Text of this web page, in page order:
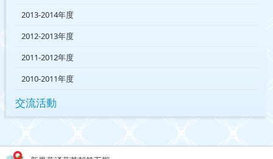
2013-2014年度
2012-2013年度
2011-2012年度
2010-2011年度
交流活動